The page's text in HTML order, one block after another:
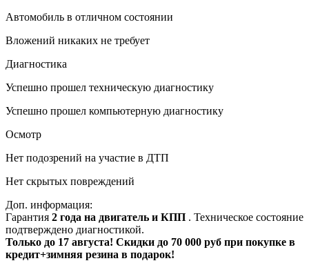
Автомобиль в отличном состоянии
Вложений никаких не требует
Диагностика
Успешно прошел техническую диагностику
Успешно прошел компьютерную диагностику
Осмотр
Нет подозрений на участие в ДТП
Нет скрытых повреждений
Доп. информация:
Гарантия 2 года на двигатель и КПП . Техническое состояние
подтверждено диагностикой.
Только до 17 августа! Скидки до 70 000 руб при покупке в
кредит+зимняя резина в подарок!